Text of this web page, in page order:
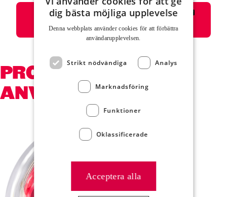
Skriv ut eller välj i listan för skrivare
”Spara som pdf”
PRODUKTER SOM
ANVÄNDS
Hoppa över kortkarusell
dig bästa möjliga upplevelse
Denna webbplats använder cookies för att för­bättra
användar­upplevelsen.
Strikt nödvändiga Analys
Marknadsföring
Funktioner
Oklassificerade
Acceptera alla